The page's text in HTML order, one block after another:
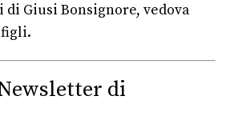
Giusi Bonsignore, vedova
di